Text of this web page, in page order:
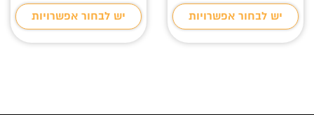
יש לבחור אפשרויות יש לבחור אפשרויות